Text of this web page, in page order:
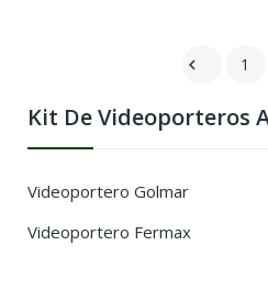
Kit De Videoporteros
Videoportero Golmar
Videoportero Fermax
 1